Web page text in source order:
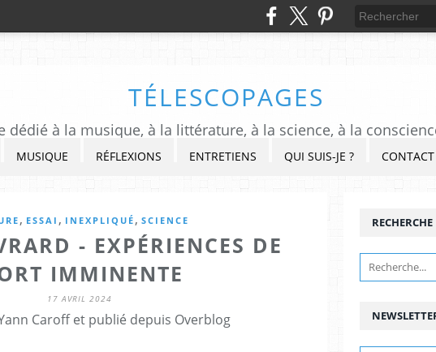
TÉLESCOPAGES
dédié à la musique, à la littérature, à la science, à la
MUSIQUE RÉFLEXIONS ENTRETIENS QUI SUIS-JE ? CONTACT
, ESSAI , INEXPLIQUÉ , SCIENCE
- EXPÉRIENCES DE
IMMINENTE
17 AVRIL 2024
Caroff et publié depuis Overblog
RECHERCHE